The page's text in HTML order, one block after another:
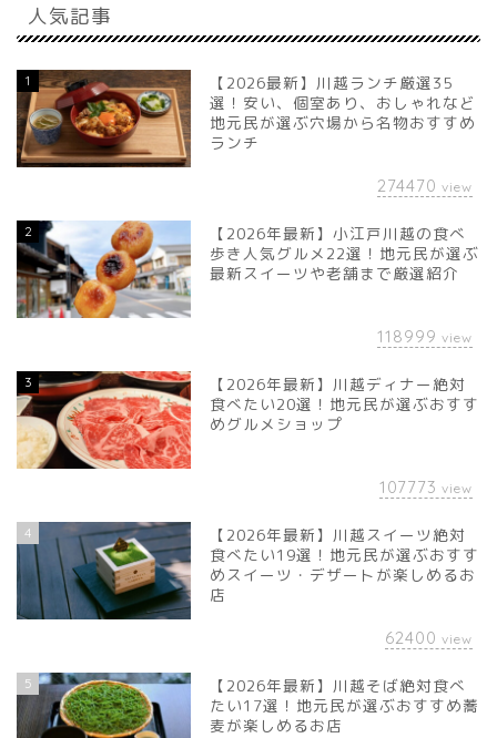
人気記事
1
【2026最新】川越ランチ厳選35
選！安い、個室あり、おしゃれなど
地元民が選ぶ穴場から名物おすすめ
ランチ
274470 view
2
【2026年最新】小江戸川越の食べ
歩き人気グルメ22選！地元民が選ぶ
最新スイーツや老舗まで厳選紹介
118999 view
3
【2026年最新】川越ディナー絶対
食べたい20選！地元民が選ぶおすす
めグルメショップ
107773 view
4
【2026年最新】川越スイーツ絶対
食べたい19選！地元民が選ぶおすす
めスイーツ・デザートが楽しめるお
店
62400 view
5
【2026年最新】川越そば絶対食べ
たい17選！地元民が選ぶおすすめ蕎
麦が楽しめるお店